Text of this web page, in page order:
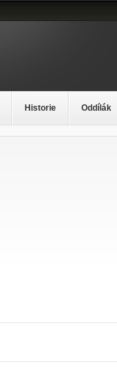
Historie Oddílák